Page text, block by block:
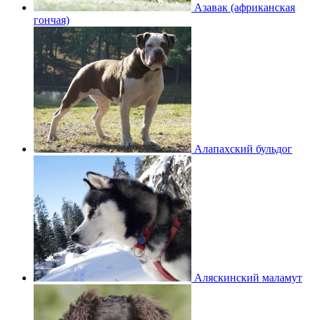
Азавак (африканская
гончая)
Алапахский бульдог
Аляскинский маламут